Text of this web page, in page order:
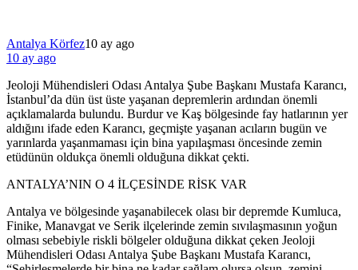
Antalya Körfez10 ay ago
10 ay ago
Jeoloji Mühendisleri Odası Antalya Şube Başkanı Mustafa Karancı,
İstanbul’da dün üst üste yaşanan depremlerin ardından önemli
açıklamalarda bulundu. Burdur ve Kaş bölgesinde fay hatlarının yer
aldığını ifade eden Karancı, geçmişte yaşanan acıların bugün ve
yarınlarda yaşanmaması için bina yapılaşması öncesinde zemin
etüdünün oldukça önemli olduğuna dikkat çekti.
ANTALYA’NIN O 4 İLÇESİNDE RİSK VAR
Antalya ve bölgesinde yaşanabilecek olası bir depremde Kumluca,
Finike, Manavgat ve Serik ilçelerinde zemin sıvılaşmasının yoğun
olması sebebiyle riskli bölgeler olduğuna dikkat çeken Jeoloji
Mühendisleri Odası Antalya Şube Başkanı Mustafa Karancı,